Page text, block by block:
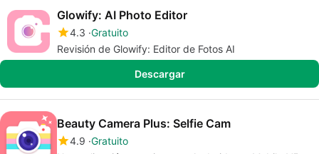
Glowify: AI Photo Editor
4.3 Gratuito
Revisión de Glowify: Editor de Fotos AI
Descargar
Beauty Camera Plus: Selfie Cam
4.9 Gratuito